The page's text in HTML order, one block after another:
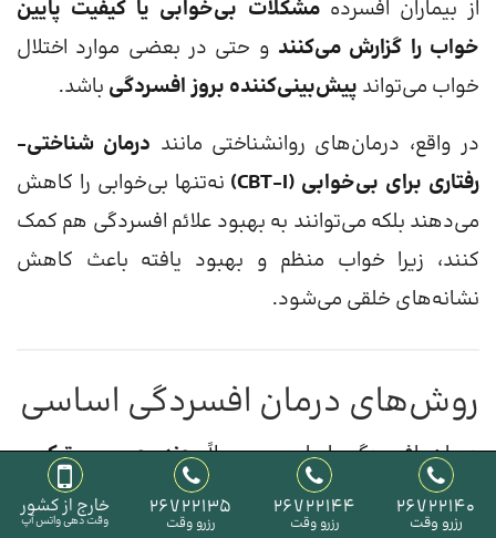
26722140
رزرو وقت
26722144
رزرو وقت
26722135
رزرو وقت
خارج از کشور
وقت دهی واتس آپ
از بیماران افسردهمشکلات بی‌خوابی یا کیفیت پایین
خواب را گزارش می‌کنند و حتی در بعضی موارد اختلال
خواب می‌تواند پیش‌بینی‌کننده بروز افسردگی باشد.
در واقع، درمان‌های روانشناختی مانند درمان شناختی-
رفتاری برای بی‌خوابی (CBT-I)
نه‌تنها بی‌خوابی را کاهش
می‌دهند بلکه می‌توانند به بهبود علائم افسردگی هم کمک
کنند، زیرا خواب منظم و بهبود یافته باعث کاهش
نشانه‌های خلقی می‌شود.
روش‌های درمان افسردگی اساسی
درمان افسردگی اساسی معمولاًچندوجهی و ترکیبی
است، زیرا این اختلال اغلب تحت تأثیر عوامل متعدد
روانشناختی، بیولوژیک و اجتماعی است.